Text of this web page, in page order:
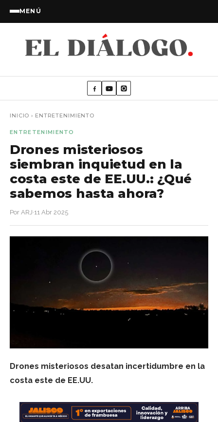
MENÚ
INICIO › ENTRETENIMIENTO
ENTRETENIMIENTO
Drones misteriosos
siembran inquietud en la
costa este de EE.UU.: ¿Qué
sabemos hasta ahora?
Por ARJ·11 Abr 2025
Drones misteriosos desatan incertidumbre en la
costa este de EE.UU.